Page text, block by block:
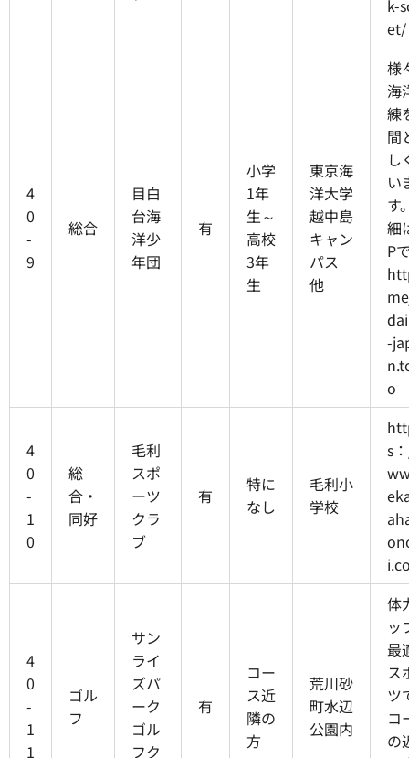
k-
et/
4
0
-
9
総合
目白
台海
洋少
年団
有
小学
1年
生～
高校
3年
生
東京海
洋大学
越中島
キャン
パス
他
様
海
練
間
し
い
す
細
P
-
o
4
0
-
1
0
総
合・
同好
毛利
スポ
ーツ
クラ
ブ
有
特に
なし
毛利小
学校
s
4
0
-
1
1
ゴル
フ
サン
ライ
ズパ
ーク
ゴル
フク
有
コー
ス近
隣の
方
荒川砂
町水辺
公園内
体
ッ
最
ス
ツ
コ
の